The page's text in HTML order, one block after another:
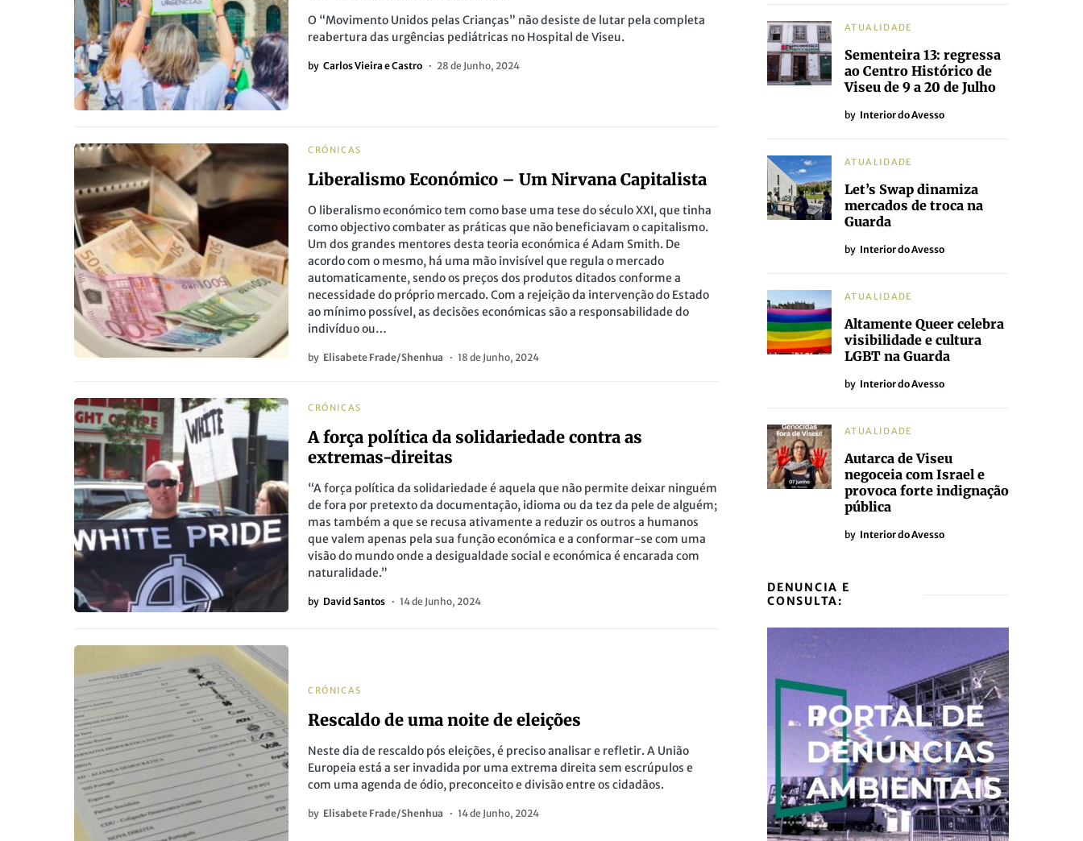
O “Movimento Unidos pelas Crianças” não desiste de lutar pela completa
reabertura das urgências pediátricas no Hospital de Viseu.
by Carlos Vieira e Castro 28 de Junho, 2024
CRÓNICAS
Liberalismo Económico – Um Nirvana Capitalista
O liberalismo económico tem como base uma tese do século XXI, que tinha
como objectivo combater as práticas que não beneficiavam o capitalismo.
Um dos grandes mentores desta teoria económica é Adam Smith. De
acordo com o mesmo, há uma mão invisível que regula o mercado
automaticamente, sendo os preços dos produtos ditados conforme a
necessidade do próprio mercado. Com a rejeição da intervenção do Estado
ao mínimo possível, as decisões económicas são a responsabilidade do
indivíduo ou…
by Elisabete Frade/Shenhua 18 de Junho, 2024
CRÓNICAS
A força política da solidariedade contra as
extremas-direitas
“A força política da solidariedade é aquela que não permite deixar ninguém
de fora por pretexto da documentação, idioma ou da tez da pele de alguém;
mas também a que se recusa ativamente a reduzir os outros a humanos
que valem apenas pela sua função económica e a conformar-se com uma
visão do mundo onde a desigualdade social e económica é encarada com
naturalidade.”
by David Santos 14 de Junho, 2024
CRÓNICAS
Rescaldo de uma noite de eleições
Neste dia de rescaldo pós eleições, é preciso analisar e refletir. A União
Europeia está a ser invadida por uma extrema direita sem escrúpulos e
com uma agenda de ódio, preconceito e divisão entre os cidadãos.
by Elisabete Frade/Shenhua 14 de Junho, 2024
ATUALIDADE
Sementeira 13: regressa
ao Centro Histórico de
Viseu de 9 a 20 de Julho
by Interior do Avesso
ATUALIDADE
Let’s Swap dinamiza
mercados de troca na
Guarda
by Interior do Avesso
ATUALIDADE
Altamente Queer celebra
visibilidade e cultura
LGBT na Guarda
by Interior do Avesso
ATUALIDADE
Autarca de Viseu
negoceia com Israel e
provoca forte indignação
pública
by Interior do Avesso
DENUNCIA E
CONSULTA: